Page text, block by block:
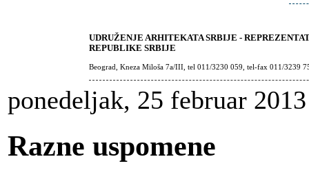
UDRUŽENJE ARHITEKATA SRBIJE -
REPUBLIKE SRBIJE
Beograd, Kneza Miloša 7a/III, tel 011/3230 059, tel-fax 011/3239
ponedeljak, 25 februar 2013
Razne uspomene